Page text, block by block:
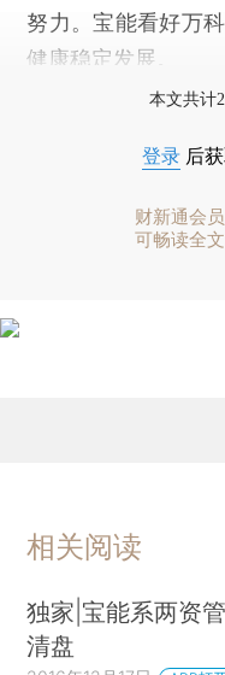
努力。宝能看好万
健康稳定发展。
本文共计
登录 后
财新通会员
可畅读全文
相关阅读
独家|宝能系两资
清盘